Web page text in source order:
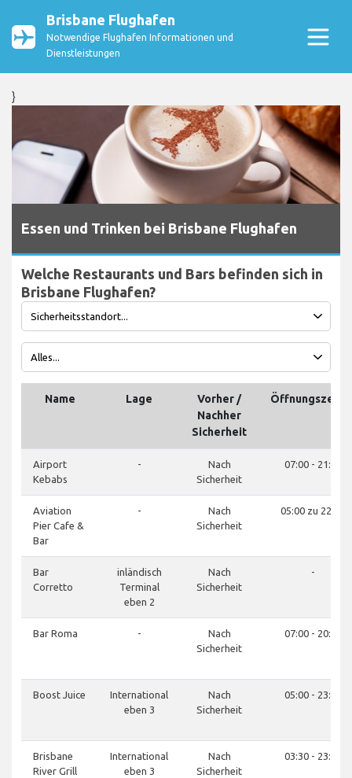
Brisbane Flughafen
Notwendige Flughafen Informationen und
Dienstleistungen
}
Essen und Trinken bei Brisbane Flughafen
Welche Restaurants und Bars befinden sich in
Brisbane Flughafen?
Name Lage
Vorher /
Nachher
Sicherheit
Airport
Kebabs
-
Nach
Sicherheit
07:00 - 21:00
Aviation
Pier Cafe &
Bar
-
Nach
Sicherheit
05:00 zu 22:00
Bar
Corretto
inländisch
Terminal
eben 2
Nach
Sicherheit
-
Bar Roma -
Nach
Sicherheit
07:00 - 20:00
Boost Juice
International
eben 3
Nach
Sicherheit
05:00 - 23:00
Brisbane
River Grill
International
eben 3
Nach
Sicherheit
03:30 - 23:00